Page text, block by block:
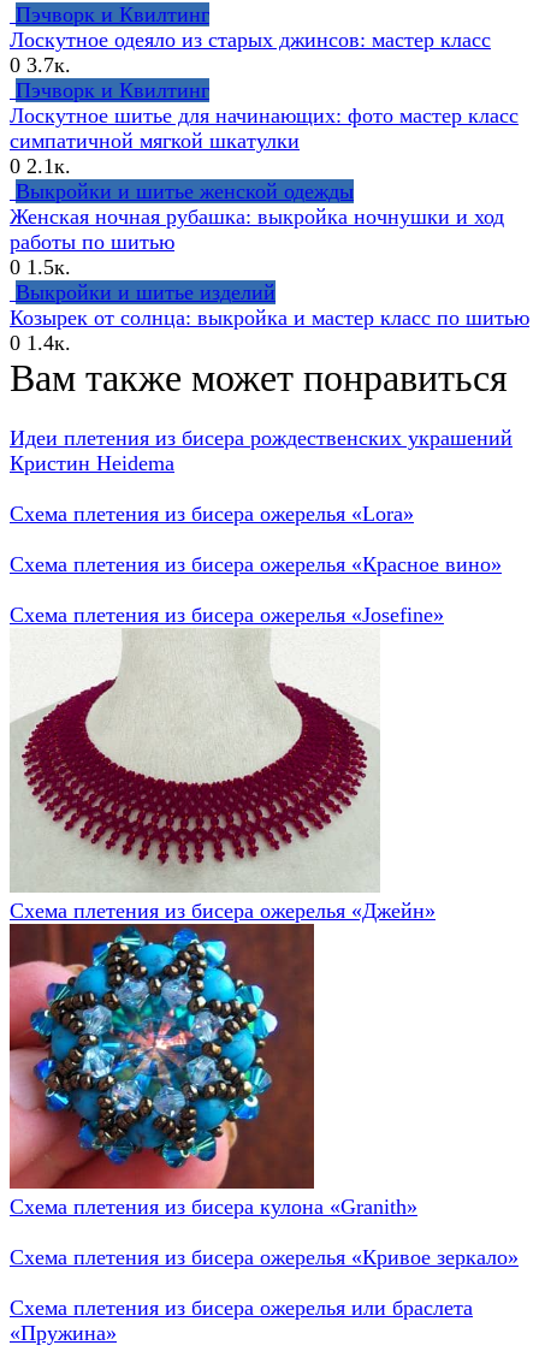
Пэчворк и Квилтинг
Лоскутное одеяло из старых джинсов: мастер класс
0 3.7к.
Пэчворк и Квилтинг
Лоскутное шитье для начинающих: фото мастер класс
симпатичной мягкой шкатулки
0 2.1к.
Выкройки и шитье женской одежды
Женская ночная рубашка: выкройка ночнушки и ход
работы по шитью
0 1.5к.
Выкройки и шитье изделий
Козырек от солнца: выкройка и мастер класс по шитью
0 1.4к.
Вам также может понравиться
Идеи плетения из бисера рождественских украшений
Кристин Heidema
Схема плетения из бисера ожерелья «Lora»
Схема плетения из бисера ожерелья «Красное вино»
Схема плетения из бисера ожерелья «Josefine»
Схема плетения из бисера ожерелья «Джейн»
Схема плетения из бисера кулона «Granith»
Схема плетения из бисера ожерелья «Кривое зеркало»
Схема плетения из бисера ожерелья или браслета
«Пружина»